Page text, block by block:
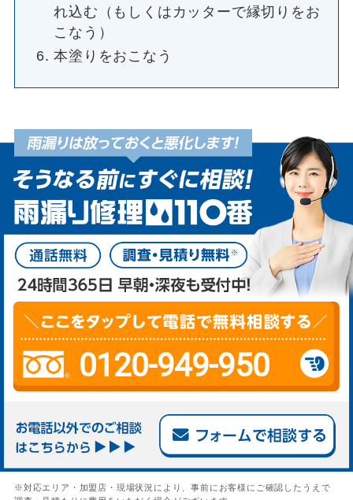
れ込む（もしくはカッターで縁切りをお
こなう）
本塗りをおこなう
0120-949-950
※対応エリア・加盟店・現場状況により、事前にお客様にご確認したうえで